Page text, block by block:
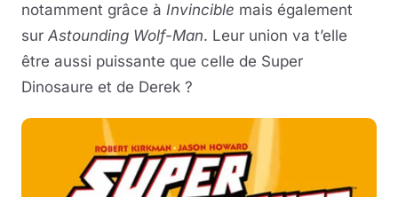
notamment grâce à Invincible mais également
sur Astounding Wolf-Man. Leur union va t’elle
être aussi puissante que celle de Super
Dinosaure et de Derek ?